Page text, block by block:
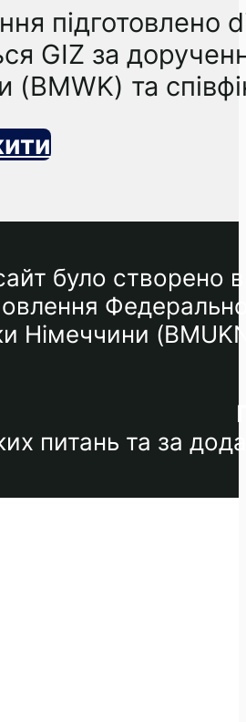
GIZ за
(BMWK) та
було створено
Німеччини
питань та за